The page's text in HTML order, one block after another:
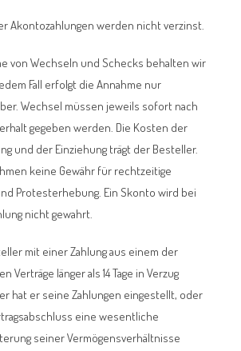
Akontozahlungen werden nicht verzinst.
von Wechseln und Schecks behalten wir
Fall erfolgt die Annahme nur
Wechsel müssen jeweils sofort nach
gegeben werden. Die Kosten der
und der Einziehung trägt der Besteller.
keine Gewähr für rechtzeitige
Protesterhebung. Ein Skonto wird bei
nicht gewahrt.
mit einer Zahlung aus einem der
Verträge länger als 14 Tage in Verzug
hat er seine Zahlungen eingestellt, oder
eine wesentliche
seiner Vermögensverhältnisse